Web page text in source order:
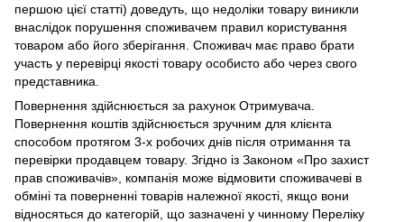
першою цієї статті) доведуть, що недоліки товару виникли
внаслідок порушення споживачем правил користування
товаром або його зберігання. Споживач має право брати
участь у перевірці якості товару особисто або через свого
представника.
Повернення здійснюється за рахунок Отримувача.
Повернення коштів здійснюється зручним для клієнта
способом протягом 3-х робочих днів після отримання та
перевірки продавцем товару. Згідно із Законом «Про захист
прав споживачів», компанія може відмовити споживачеві в
обміні та поверненні товарів належної якості, якщо вони
відносяться до категорій, що зазначені у чинному Переліку